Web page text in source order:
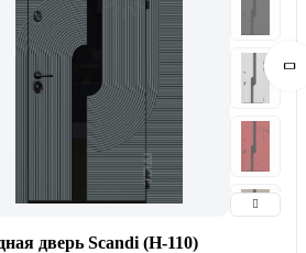
дверь Scandi (Н-110)